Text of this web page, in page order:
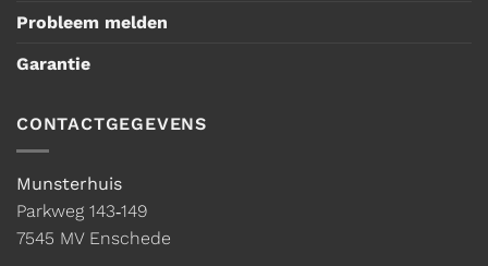
Probleem melden
Garantie
CONTACTGEGEVENS
Munsterhuis
Parkweg 143‑149
7545 MV Enschede